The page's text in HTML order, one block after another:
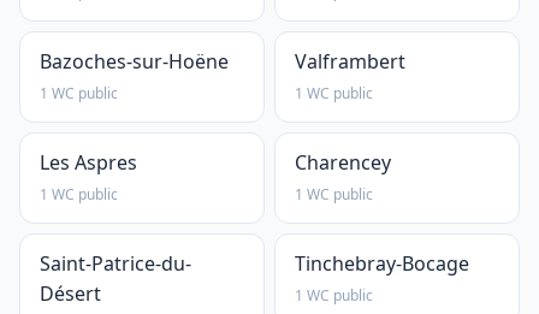
Bazoches-sur-Hoëne
1 WC public
Valframbert
1 WC public
Les Aspres
1 WC public
Charencey
1 WC public
Saint-Patrice-du-
Désert
Tinchebray-Bocage
1 WC public